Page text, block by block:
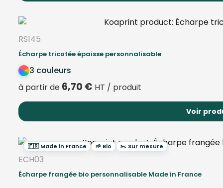
RS145
Écharpe tricotée épaisse personnalisable
3 couleurs
à partir de 6,70 € HT / produit
Voir
🇫🇷 Made in France 🌱 Bio ✂️ Sur mesure
ECH03
Écharpe frangée bio personnalisable Made in France